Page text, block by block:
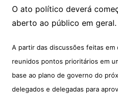
O ato político deverá
aberto ao público em geral.
A partir das discussões feitas em
reunidos pontos prioritários em
base ao plano de governo do
delegados e delegadas para